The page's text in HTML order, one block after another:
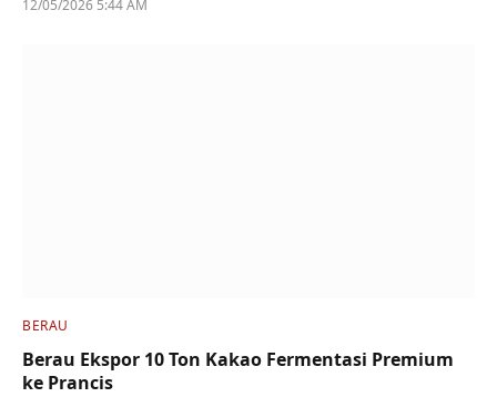
12/05/2026 5:44 AM
BERAU
Berau Ekspor 10 Ton Kakao Fermentasi Premium
ke Prancis